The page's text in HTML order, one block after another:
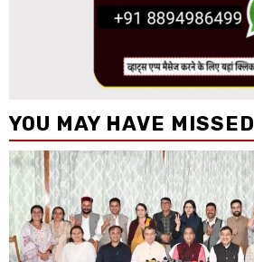
YOU MAY HAVE MISSED